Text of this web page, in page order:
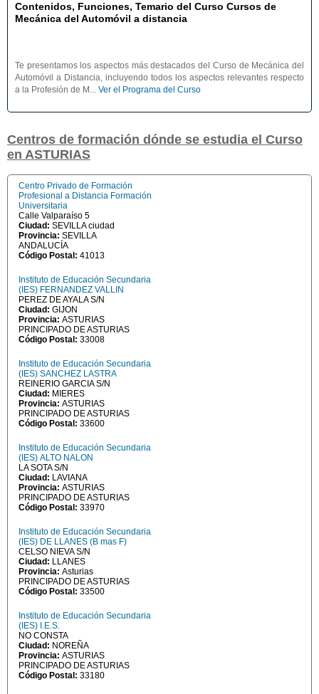
Contenidos, Funciones, Temario del Curso Cursos de
Mecánica del Automóvil a distancia
Te presentamos los aspectos más destacados del Curso de Mecánica del
Automóvil a Distancia, incluyendo todos los aspectos relevantes respecto
a la Profesión de M... Ver el Programa del Curso
Centros de formación dónde se estudia el Curso
en ASTURIAS
Centro Privado de Formación
Profesional a Distancia Formación
Universitaria
Calle Valparaíso 5
Ciudad: SEVILLA ciudad
Provincia: SEVILLA
ANDALUCÍA
Código Postal: 41013
Instituto de Educación Secundaria
(IES) FERNANDEZ VALLIN
PEREZ DE AYALA S/N
Ciudad: GIJON
Provincia: ASTURIAS
PRINCIPADO DE ASTURIAS
Código Postal: 33008
Instituto de Educación Secundaria
(IES) SANCHEZ LASTRA
REINERIO GARCIA S/N
Ciudad: MIERES
Provincia: ASTURIAS
PRINCIPADO DE ASTURIAS
Código Postal: 33600
Instituto de Educación Secundaria
(IES) ALTO NALON
LA SOTA S/N
Ciudad: LAVIANA
Provincia: ASTURIAS
PRINCIPADO DE ASTURIAS
Código Postal: 33970
Instituto de Educación Secundaria
(IES) DE LLANES (B mas F)
CELSO NIEVA S/N
Ciudad: LLANES
Provincia: Asturias
PRINCIPADO DE ASTURIAS
Código Postal: 33500
Instituto de Educación Secundaria
(IES) I.E.S.
NO CONSTA
Ciudad: NOREÑA
Provincia: ASTURIAS
PRINCIPADO DE ASTURIAS
Código Postal: 33180